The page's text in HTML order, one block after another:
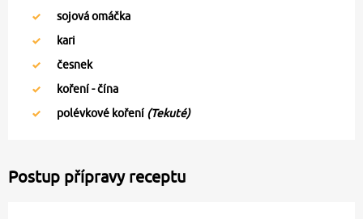
sojová omáčka
kari
česnek
koření - čína
polévkové koření (Tekuté)
Postup přípravy receptu